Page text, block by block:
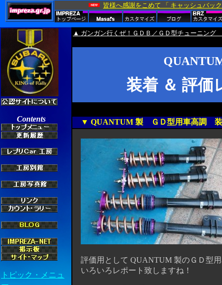
▲ ガンガン行くぜ！ＧＤＢ／ＧＤ型チューニン
装着 ＆ 評
▼ QUANTUM 製 ＧＤ型用車高調 装
評価用として QUANTUM 製のＧＤ型
いろいろレポート致しますね！